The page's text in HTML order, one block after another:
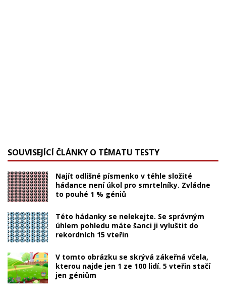
SOUVISEJÍCÍ ČLÁNKY O TÉMATU TESTY
Najít odlišné písmenko v téhle složité
hádance není úkol pro smrtelníky. Zvládne
to pouhé 1 % géniů
Této hádanky se nelekejte. Se správným
úhlem pohledu máte šanci ji vyluštit do
rekordních 15 vteřin
V tomto obrázku se skrývá zákeřná včela,
kterou najde jen 1 ze 100 lidí. 5 vteřin stačí
jen géniům